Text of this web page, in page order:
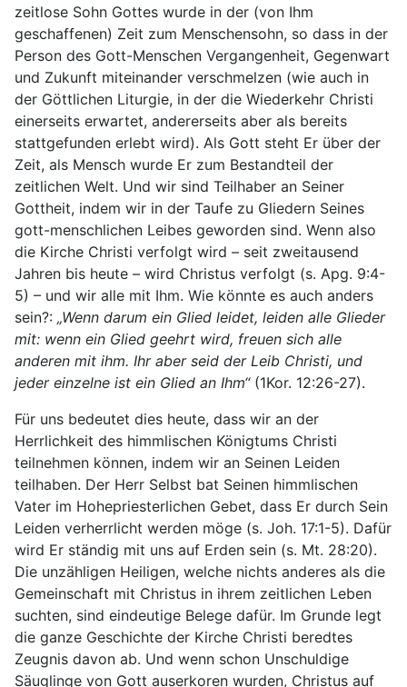
zeitlose Sohn Gottes wurde in der (von Ihm
geschaffenen) Zeit zum Menschensohn, so dass in der
Person des Gott-Menschen Vergangenheit, Gegenwart
und Zukunft miteinander verschmelzen (wie auch in
der Göttlichen Liturgie, in der die Wiederkehr Christi
einerseits erwartet, andererseits aber als bereits
stattgefunden erlebt wird). Als Gott steht Er über der
Zeit, als Mensch wurde Er zum Bestandteil der
zeitlichen Welt. Und wir sind Teilhaber an Seiner
Gottheit, indem wir in der Taufe zu Gliedern Seines
gott-menschlichen Leibes geworden sind. Wenn also
die Kirche Christi verfolgt wird – seit zweitausend
Jahren bis heute – wird Christus verfolgt (s. Apg. 9:4-
5) – und wir alle mit Ihm. Wie könnte es auch anders
sein?: „Wenn darum ein Glied leidet, leiden alle Glieder
mit: wenn ein Glied geehrt wird, freuen sich alle
anderen mit ihm. Ihr aber seid der Leib Christi, und
jeder einzelne ist ein Glied an Ihm“ (1Kor. 12:26-27).
Für uns bedeutet dies heute, dass wir an der
Herrlichkeit des himmlischen Königtums Christi
teilnehmen können, indem wir an Seinen Leiden
teilhaben. Der Herr Selbst bat Seinen himmlischen
Vater im Hohepriesterlichen Gebet, dass Er durch Sein
Leiden verherrlicht werden möge (s. Joh. 17:1-5). Dafür
wird Er ständig mit uns auf Erden sein (s. Mt. 28:20).
Die unzähligen Heiligen, welche nichts anderes als die
Gemeinschaft mit Christus in ihrem zeitlichen Leben
suchten, sind eindeutige Belege dafür. Im Grunde legt
die ganze Geschichte der Kirche Christi beredtes
Zeugnis davon ab. Und wenn schon Unschuldige
Säuglinge von Gott auserkoren wurden, Christus auf